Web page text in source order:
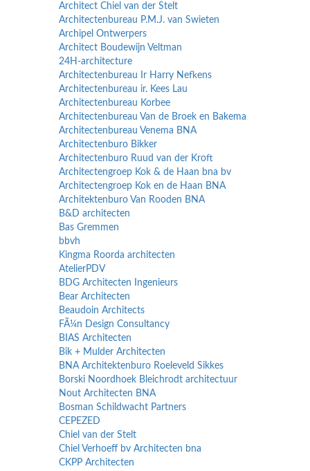
Architect Chiel van der Stelt
Architectenbureau P.M.J. van Swieten
Archipel Ontwerpers
Architect Boudewijn Veltman
24H-architecture
Architectenbureau Ir Harry Nefkens
Architectenbureau ir. Kees Lau
Architectenbureau Korbee
Architectenbureau Van de Broek en Bakema
Architectenbureau Venema BNA
Architectenburo Bikker
Architectenburo Ruud van der Kroft
Architectengroep Kok & de Haan bna bv
Architectengroep Kok en de Haan BNA
Architektenburo Van Rooden BNA
B&D architecten
Bas Gremmen
bbvh
Kingma Roorda architecten
AtelierPDV
BDG Architecten Ingenieurs
Bear Architecten
Beaudoin Architects
FÃ¼n Design Consultancy
BIAS Architecten
Bik + Mulder Architecten
BNA Architektenburo Roeleveld Sikkes
Borski Noordhoek Bleichrodt architectuur
Nout Architecten BNA
Bosman Schildwacht Partners
CEPEZED
Chiel van der Stelt
Chiel Verhoeff bv Architecten bna
CKPP Architecten